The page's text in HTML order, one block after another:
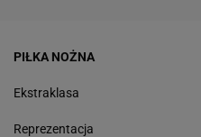
PIŁKA NOŻNA
Ekstraklasa
Reprezentacja